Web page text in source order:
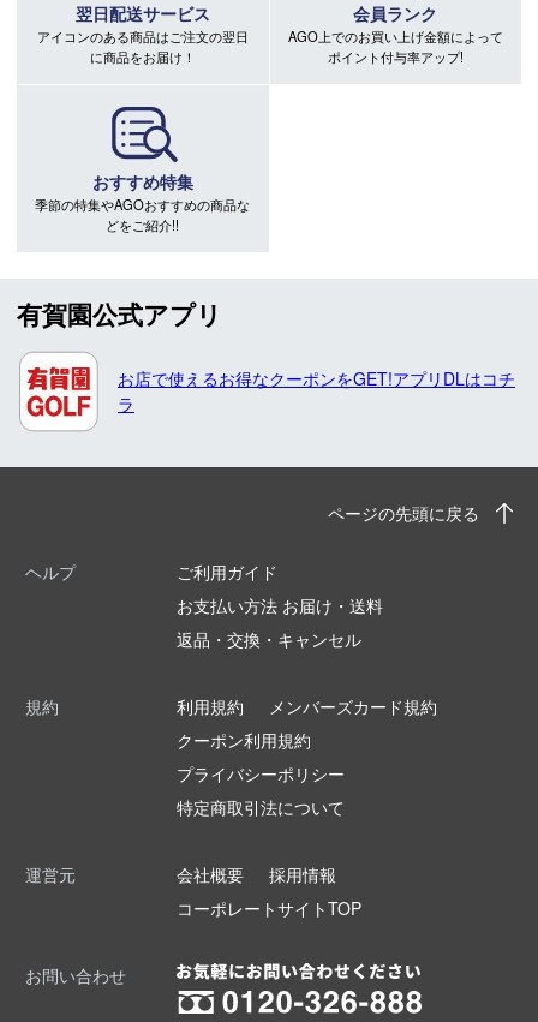
翌日配送サービス
アイコンのある商品はご注文の翌日
に商品をお届け！
会員ランク
AGO上でのお買い上げ金額によって
ポイント付与率アップ!
おすすめ特集
季節の特集やAGOおすすめの商品な
どをご紹介!!
有賀園公式アプリ
お店で使えるお得なクーポンをGET!アプリDLはコチ
ラ
ページの先頭に戻る
ヘルプ
ご利用ガイド
お支払い方法 お届け・送料
返品・交換・キャンセル
規約 利用規約
メンバーズカード規約
クーポン利用規約
プライバシーポリシー
特定商取引法について
運営元 会社概要
採用情報
コーポレートサイトTOP
お問い合わせ